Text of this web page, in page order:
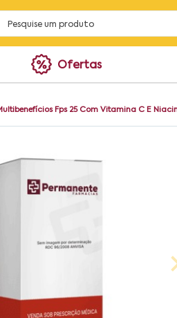
Ofertas
Fps 25 Com Vitamina C E